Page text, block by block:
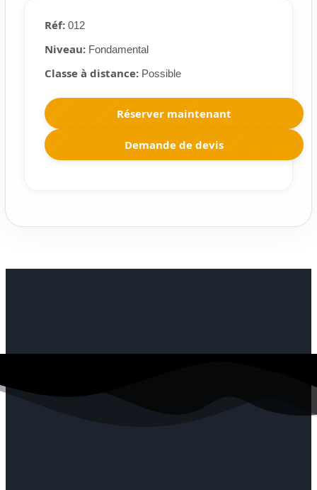
Réf:012
Niveau:Fondamental
Classe à distance:Possible
Réserver maintenant
Demande de devis